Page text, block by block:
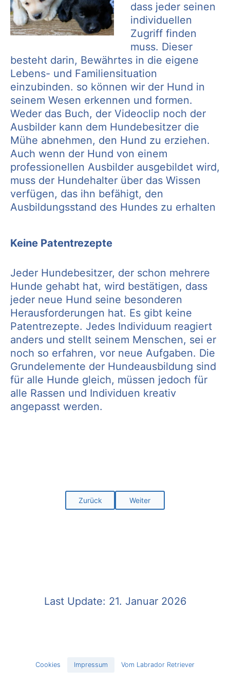
dass jeder seinen
individuellen
Zugriff finden
muss. Dieser
besteht darin, Bewährtes in die eigene
Lebens- und Familiensituation
einzubinden. so können wir der Hund in
seinem Wesen erkennen und formen.
Weder das Buch, der Videoclip noch der
Ausbilder kann dem Hundebesitzer die
Mühe abnehmen, den Hund zu erziehen.
Auch wenn der Hund von einem
professionellen Ausbilder ausgebildet wird,
muss der Hundehalter über das Wissen
verfügen, das ihn befähigt, den
Ausbildungsstand des Hundes zu erhalten
Keine Patentrezepte
Jeder Hundebesitzer, der schon mehrere
Hunde gehabt hat, wird bestätigen, dass
jeder neue Hund seine besonderen
Herausforderungen hat. Es gibt keine
Patentrezepte. Jedes Individuum reagiert
anders und stellt seinem Menschen, sei er
noch so erfahren, vor neue Aufgaben. Die
Grundelemente der Hundeausbildung sind
für alle Hunde gleich, müssen jedoch für
alle Rassen und Individuen kreativ
angepasst werden.
Zurück Weiter
Last Update: 21. Januar 2026
Cookies Impressum Vom Labrador Retriever